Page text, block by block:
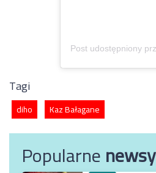
Tagi
diho Kaz Bałagane
Popularnenewsy